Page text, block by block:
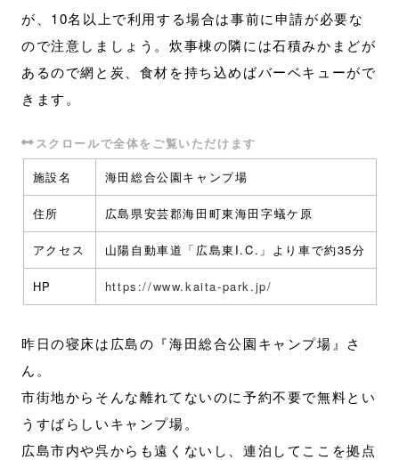
が、10名以上で利用する場合は事前に申請が必要な
ので注意しましょう。炊事棟の隣には石積みかまどが
あるので網と炭、食材を持ち込めばバーベキューがで
きます。
施設名 海田総合公園キャンプ場
住所 広島県安芸郡海田町東海田字蟻ケ原
アクセス 山陽自動車道「広島東I.C.」より車で約35分
HP https://www.kaita-park.jp/
昨日の寝床は広島の『海田総合公園キャンプ場』さ
ん。
市街地からそんな離れてないのに予約不要で無料とい
うすばらしいキャンプ場。
広島市内や呉からも遠くないし、連泊してここを拠点